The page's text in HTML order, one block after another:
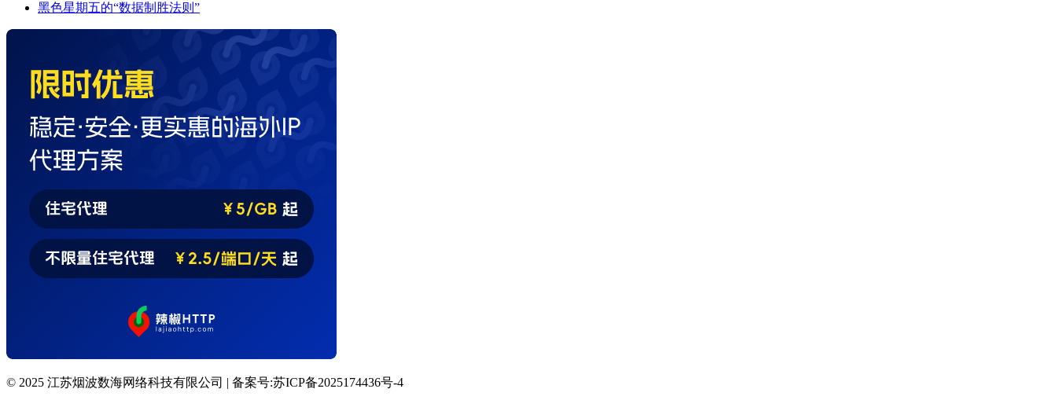
黑色星期五的“数据制胜法则”
© 2025 江苏烟波数海网络科技有限公司 | 备案号:苏ICP备2025174436号-4